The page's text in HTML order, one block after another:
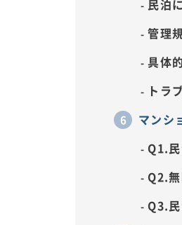
民泊
管理
具体
トラ
マンシ
Q1.
Q2.
Q3.